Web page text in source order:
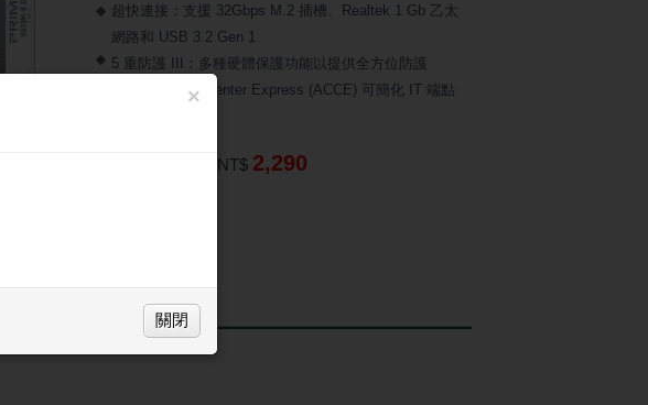
超快連接：支援 32Gbps M.2 插槽、Realtek 1 Gb 乙太
網路和 USB 3.2 Gen 1
5 重防護 III：多種硬體保護功能以提供全方位防護
ASUS Control Center Express (ACCE) 可簡化 IT 端點
NT$ 2,290
×
關閉